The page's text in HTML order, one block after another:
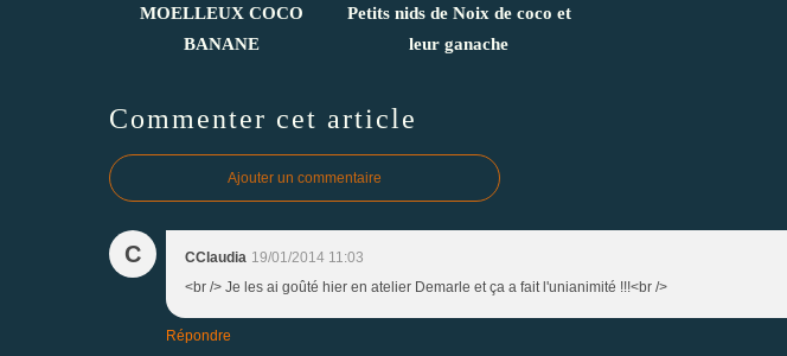
MOELLEUX COCO
BANANE
Petits nids de Noix de coco et
leur ganache
Commenter cet article
Ajouter un commentaire
C CClaudia 19/01/2014 11:03
<br /> Je les ai goûté hier en atelier Demarle et ça a fait l'unianimité !!!<br />
Répondre